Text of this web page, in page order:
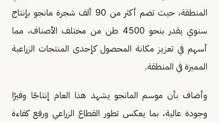
المنطقة، حيث تضم أكثر من 90 ألف شجرة مانجو بإنتاج
سنوي يقدر بنحو 4500 طن من مختلف الأصناف، مما
أسهم في تعزيز مكانة المحصول كإحدى المنتجات الزراعية
المميزة في المنطقة.
وأضاف بأن موسم المانجو يشهد هذا العام إنتاجًا وفيرًا
وجودة عالية، بما يعكس تطور القطاع الزراعي ورفع كفاءة